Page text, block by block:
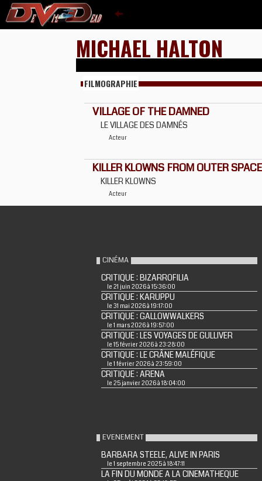
MICHAEL HALTON
FILMOGRAPHIE
VILLAGE OF THE DAMNED
LE VILLAGE DES DAMNÉS
Acteur
KILLER KLOWNS FROM OUTER SPACE
KILLER KLOWNS
Acteur
CINÉMA
CRITIQUE : BIZARROFILIA
le 21 juin 2026 à 15:36:00
CRITIQUE : KARUPPU
le 31 mai 2026 à 19:17:00
CRITIQUE : GALLOWWALKERS
le 1 mars 2026 à 19:57:00
CRITIQUE : LES VOYAGES DE GULLIVER
le 15 février 2026 à 23:28:00
CRITIQUE : LE CRÂNE MALÉFIQUE
le 1 février 2026 à 23:59:00
CRITIQUE : ARENA
le 25 janvier 2026 à 18:04:00
EVENEMENT
BARBARA STEELE, ALIVE IN PARIS
le 1 septembre 2025 à 18:47:11
LA FIN DU MONDE A LA CINEMATHEQUE